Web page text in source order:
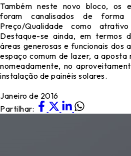
Também neste novo bloco, os
foram canalisados de
Preço/Qualidade como
Destaque-se ainda, em termos
áreas generosas e funcionais dos
espaço comum de lazer, a aposta
nomeadamente, no
instalação de painéis solares.
Janeiro de 2016
Partilhar: